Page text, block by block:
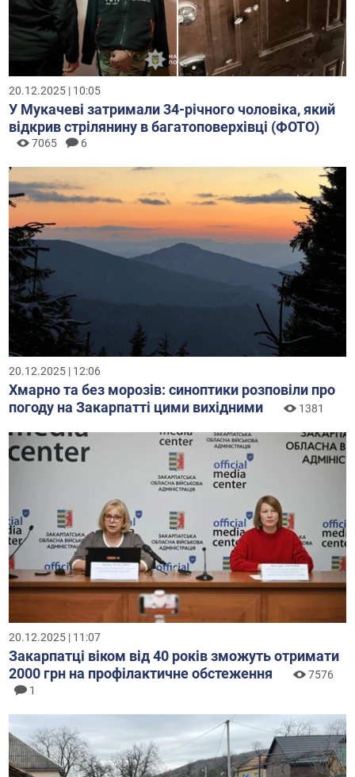
20.12.2025 | 10:05
У Мукачеві затримали 34-річного чоловіка, який
відкрив стрілянину в багатоповерхівці (ФОТО)
7065 6
20.12.2025 | 12:06
Хмарно та без морозів: синоптики розповіли про
погоду на Закарпатті цими вихідними
1381
20.12.2025 | 11:07
Закарпатці віком від 40 років зможуть отримати
2000 грн на профілактичне обстеження
7576
1